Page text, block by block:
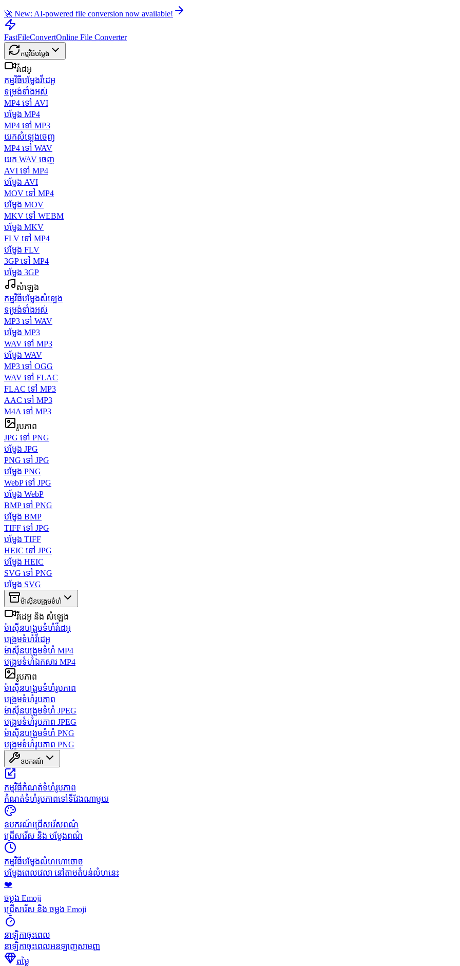
🚀 New: AI-powered file conversion now available!
FastFileConvertOnline File Converter
កម្មវិធីបម្លែង
វីដេអូ
កម្មវិធីបម្លែងវីដេអូ
ទម្រង់ទាំងអស់
MP4 ទៅ AVI
បម្លែង MP4
MP4 ទៅ MP3
យកសំឡេងចេញ
MP4 ទៅ WAV
យក WAV ចេញ
AVI ទៅ MP4
បម្លែង AVI
MOV ទៅ MP4
បម្លែង MOV
MKV ទៅ WEBM
បម្លែង MKV
FLV ទៅ MP4
បម្លែង FLV
3GP ទៅ MP4
បម្លែង 3GP
សំឡេង
កម្មវិធីបម្លែងសំឡេង
ទម្រង់ទាំងអស់
MP3 ទៅ WAV
បម្លែង MP3
WAV ទៅ MP3
បម្លែង WAV
MP3 ទៅ OGG
WAV ទៅ FLAC
FLAC ទៅ MP3
AAC ទៅ MP3
M4A ទៅ MP3
រូបភាព
JPG ទៅ PNG
បម្លែង JPG
PNG ទៅ JPG
បម្លែង PNG
WebP ទៅ JPG
បម្លែង WebP
BMP ទៅ PNG
បម្លែង BMP
TIFF ទៅ JPG
បម្លែង TIFF
HEIC ទៅ JPG
បម្លែង HEIC
SVG ទៅ PNG
បម្លែង SVG
ម៉ាស៊ីនបង្រួមទំហំ
វីដេអូ និង សំឡេង
ម៉ាស៊ីនបង្រួមទំហំវីដេអូ
បង្រួមទំហំវីដេអូ
ម៉ាស៊ីនបង្រួមទំហំ MP4
បង្រួមទំហំឯកសារ MP4
រូបភាព
ម៉ាស៊ីនបង្រួមទំហំរូបភាព
បង្រួមទំហំរូបភាព
ម៉ាស៊ីនបង្រួមទំហំ JPEG
បង្រួមទំហំរូបភាព JPEG
ម៉ាស៊ីនបង្រួមទំហំ PNG
បង្រួមទំហំរូបភាព PNG
ឧបករណ៍
កម្មវិធីកំណត់ទំហំរូបភាព
កំណត់ទំហំរូបភាពទៅទីវែងណាមួយ
ឧបករណ៍ជ្រើសរើសពណ៌
ជ្រើសរើស និង បម្លែងពណ៌
កម្មវិធីបម្លែងលំហហោចោច
បម្លែងពេលវេលា នៅតាមតំបន់លំហនេះ
❤️
ចម្លង Emoji
ជ្រើសរើស និង ចម្លង Emoji
នាឡិកាចុះពេល
នាឡិកាចុះពេលអនឡាញសាមញ្ញ
តម្លៃ